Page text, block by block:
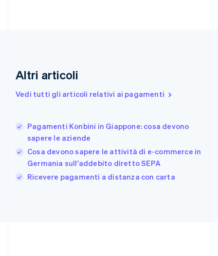
Altri articoli
Vedi tutti gli articoli relativi ai pagamenti
Pagamenti Konbini in Giappone: cosa devono
sapere le aziende
Cosa devono sapere le attività di e-commerce in
Germania sull'addebito diretto SEPA
Ricevere pagamenti a distanza con carta
Francia
Germania
日本語English
Gibilterra
English
Grecia
English
India